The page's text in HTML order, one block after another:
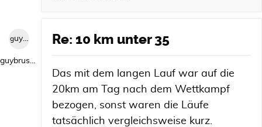
guybrush1992
guybrush1992
Re: 10 km unter 35
Das mit dem langen Lauf war auf die
20km am Tag nach dem Wettkampf
bezogen, sonst waren die Läufe
tatsächlich vergleichsweise kurz.